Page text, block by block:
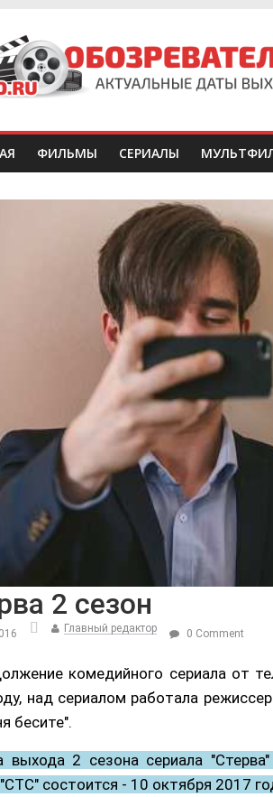
ФИЛЬМЫ СЕРИАЛЫ
2 сезон
Главный редактор 0 Comment
комедийного сериала от
над сериалом работала
бесите".
выхода 2 сезона сериала
состоится - 10 октября 2017